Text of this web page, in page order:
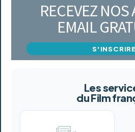
RECEVEZ NOS
EMAIL
S'INSCRIRE
Les
du Film